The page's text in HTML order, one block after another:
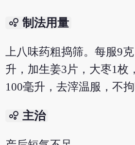
bubble_chart 制法用量
上八味药粗捣筛。每服9
升，加生姜3片，大枣1枚
100毫升，去滓温服，不拘
bubble_chart 主治